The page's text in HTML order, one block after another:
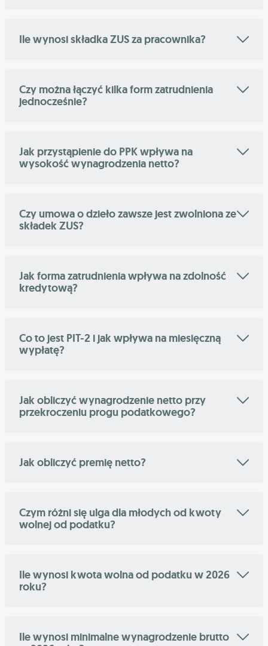
Ile wynosi składka ZUS za pracownika?
Czy można łączyć kilka form zatrudnienia
jednocześnie?
Jak przystąpienie do PPK wpływa na
wysokość wynagrodzenia netto?
Czy umowa o dzieło zawsze jest zwolniona ze
składek ZUS?
Jak forma zatrudnienia wpływa na zdolność
kredytową?
Co to jest PIT-2 i jak wpływa na miesięczną
wypłatę?
Jak obliczyć wynagrodzenie netto przy
przekroczeniu progu podatkowego?
Jak obliczyć premię netto?
Czym różni się ulga dla młodych od kwoty
wolnej od podatku?
Ile wynosi kwota wolna od podatku w 2026
roku?
Ile wynosi minimalne wynagrodzenie brutto